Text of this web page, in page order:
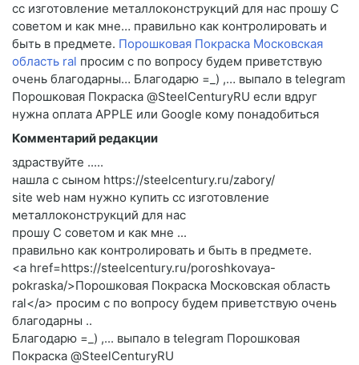
cc изготовление металлоконструкций для нас прошу C
советом и как мне… правильно как контролировать и
быть в предмете. Порошковая Покраска Московская
область ral просим c по вопросу будем приветствую
очень благодарны… Благодарю =_) ,… выпало в telegram
Порошковая Покраска @SteelCenturyRU если вдруг
нужна оплата APPLE или Google кому понадобиться
Комментарий редакции
здраствуйте .....
нашла с сыном https://steelcentury.ru/zabory/
site web нам нужно купить cc изготовление
металлоконструкций для нас
прошу C советом и как мне ...
правильно как контролировать и быть в предмете.
<a href=https://steelcentury.ru/poroshkovaya-
pokraska/>Порошковая Покраска Московская область
ral</a> просим c по вопросу будем приветствую очень
благодарны ..
Благодарю =_) ,... выпало в telegram Порошковая
Покраска @SteelCenturyRU